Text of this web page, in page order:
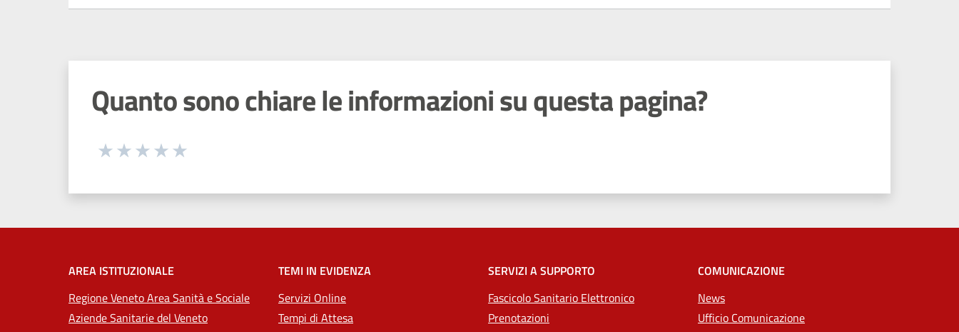
Quanto sono chiare le informazioni su questa pagina?
Seleziona una valutazione da 1 a 5 stelle
AREA ISTITUZIONALE
Regione Veneto Area Sanità e Sociale
Aziende Sanitarie del Veneto
TEMI IN EVIDENZA
Servizi Online
Tempi di Attesa
SERVIZI A SUPPORTO
Fascicolo Sanitario Elettronico
Prenotazioni
COMUNICAZIONE
News
Ufficio Comunicazione